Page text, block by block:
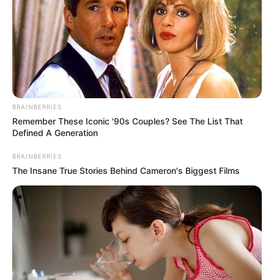
¿La consiguió? Así fue la
'fiebre' por la moneda de
$10 mil en Bucaramanga
POLICARPA SALAVARRIETA
En Barranquilla, las
madrugar desde temprano
MONEDA
¡Atentos! En Bucaramanga
podrá encontrar la
moneda de $10.000
BANCO DE LA REPÚBLICA
BRAINBERRIES
Remember These Iconic '90s Couples? See The List That
Defined A Generation
BRAINBERRIES
The Insane True Stories Behind Cameron's Biggest Films